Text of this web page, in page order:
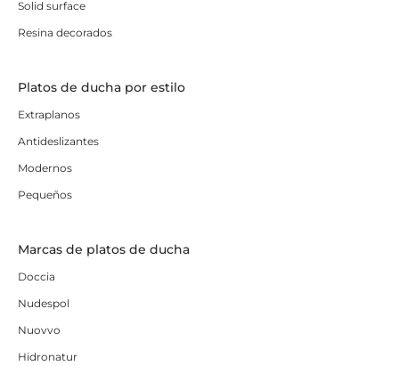
Solid surface
Resina decorados
Platos de ducha por estilo
Extraplanos
Antideslizantes
Modernos
Pequeños
Marcas de platos de ducha
Doccia
Nudespol
Nuovvo
Hidronatur